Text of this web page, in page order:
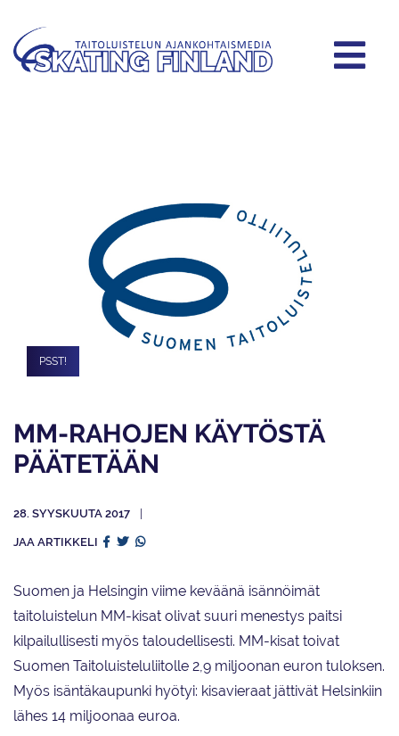
PSST!
MM-RAHOJEN KÄYTÖSTÄ
PÄÄTETÄÄN
28. SYYSKUUTA 2017
JAA ARTIKKELI
Suomen ja Helsingin viime keväänä isännöimät
taitoluistelun MM-kisat olivat suuri menestys paitsi
kilpailullisesti myös taloudellisesti. MM-kisat toivat
Suomen Taitoluisteluliitolle 2,9 miljoonan euron tuloksen.
Myös isäntäkaupunki hyötyi: kisavieraat jättivät Helsinkiin
lähes 14 miljoonaa euroa.